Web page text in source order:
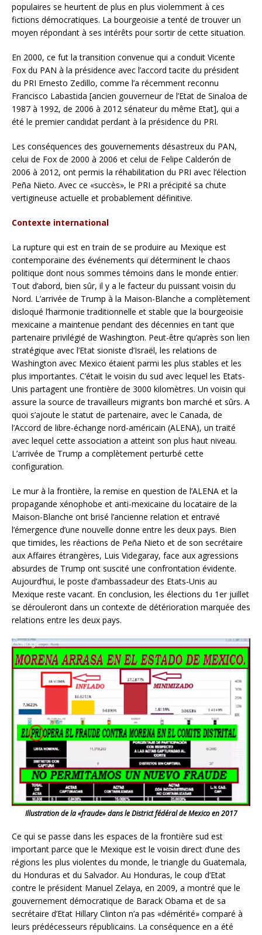
populaires se heurtent de plus en plus violemment à ces
fictions démocratiques. La bourgeoisie a tenté de trouver un
moyen répondant à ses intérêts pour sortir de cette situation.
En 2000, ce fut la transition convenue qui a conduit Vicente
Fox du PAN à la présidence avec l’accord tacite du président
du PRI Ernesto Zedillo, comme l’a récemment reconnu
Francisco Labastida [ancien gouverneur de l’Etat de Sinaloa de
1987 à 1992, de 2006 à 2012 sénateur du même Etat], qui a
été le premier candidat perdant à la présidence du PRI.
Les conséquences des gouvernements désastreux du PAN,
celui de Fox de 2000 à 2006 et celui de Felipe Calderón de
2006 à 2012, ont permis la réhabilitation du PRI avec l’élection
Peña Nieto. Avec ce «succès», le PRI a précipité sa chute
vertigineuse actuelle et probablement définitive.
Contexte international
La rupture qui est en train de se produire au Mexique est
contemporaine des événements qui déterminent le chaos
politique dont nous sommes témoins dans le monde entier.
Tout d’abord, bien sûr, il y a le facteur du puissant voisin du
Nord. L’arrivée de Trump à la Maison-Blanche a complètement
disloqué l’harmonie traditionnelle et stable que la bourgeoisie
mexicaine a maintenue pendant des décennies en tant que
partenaire privilégié de Washington. Peut-être qu’après son lien
stratégique avec l’Etat sioniste d’Israël, les relations de
Washington avec Mexico étaient parmi les plus stables et les
plus importantes. C’était le voisin du sud avec lequel les Etats-
Unis partagent une frontière de 3000 kilomètres. Un voisin qui
assure la source de travailleurs migrants bon marché et sûrs. A
quoi s’ajoute le statut de partenaire, avec le Canada, de
l’Accord de libre-échange nord-américain (ALENA), un traité
avec lequel cette association a atteint son plus haut niveau.
L’arrivée de Trump a complètement perturbé cette
configuration.
Le mur à la frontière, la remise en question de l’ALENA et la
propagande xénophobe et anti-mexicaine du locataire de la
Maison-Blanche ont brisé l’ancienne relation et entravé
l’émergence d’une nouvelle donne entre les deux pays. Bien
que timides, les réactions de Peña Nieto et de son secrétaire
aux Affaires étrangères, Luis Videgaray, face aux agressions
absurdes de Trump ont suscité une confrontation évidente.
Aujourd’hui, le poste d’ambassadeur des Etats-Unis au
Mexique reste vacant. En conclusion, les élections du 1er juillet
se dérouleront dans un contexte de détérioration marquée des
relations entre les deux pays.
Illustration de la «fraude» dans le District fédéral de Mexico en 2017
Ce qui se passe dans les espaces de la frontière sud est
important parce que le Mexique est le voisin direct d’une des
régions les plus violentes du monde, le triangle du Guatemala,
du Honduras et du Salvador. Au Honduras, le coup d’Etat
contre le président Manuel Zelaya, en 2009, a montré que le
gouvernement démocratique de Barack Obama et de sa
secrétaire d’Etat Hillary Clinton n’a pas «démérité» comparé à
leurs prédécesseurs républicains. La conséquence en a été